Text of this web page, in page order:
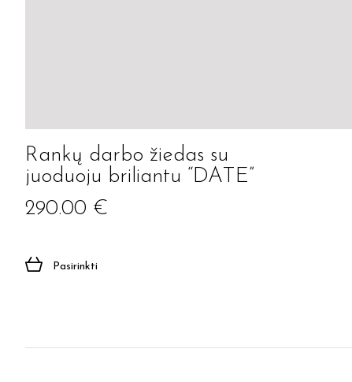
Rankų darbo žiedas su
juoduoju briliantu “DATE”
290.00 €
Pasirinkti